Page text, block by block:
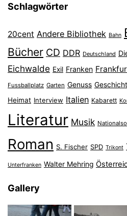
Schlagwörter
20cent Andere Bibliothek Bahn
Bücher CD DDR Deutschland
Eichwalde Exil Franken
Fussballplatz Garten Genuss
Heimat Interview Italien Kabarett
Literatur Musik
Roman S. Fischer SPD Trikont
Unterfranken Walter Mehring
Gallery